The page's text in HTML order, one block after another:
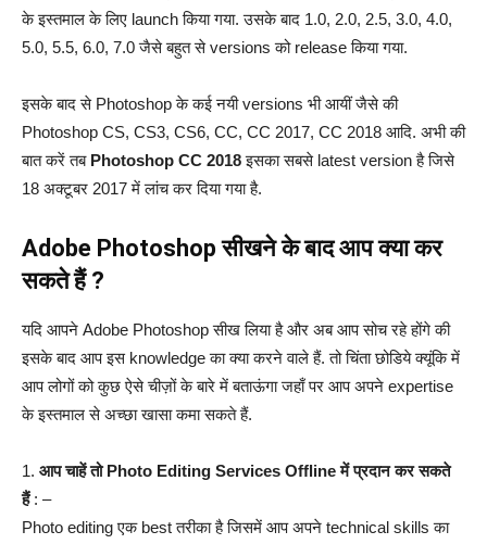
के इस्तमाल के लिए launch किया गया. उसके बाद 1.0, 2.0, 2.5, 3.0, 4.0,
5.0, 5.5, 6.0, 7.0 जैसे बहुत से versions को release किया गया.
इसके बाद से Photoshop के कई नयी versions भी आयीं जैसे की
Photoshop CS, CS3, CS6, CC, CC 2017, CC 2018 आदि. अभी की
बात करें तब Photoshop CC 2018इसका सबसे latest version है जिसे
18 अक्टूबर 2017 में लांच कर दिया गया है.
Adobe Photoshop सीखने के बाद आप क्या कर
सकते हैं ?
यदि आपने Adobe Photoshop सीख लिया है और अब आप सोच रहे होंगे की
इसके बाद आप इस knowledge का क्या करने वाले हैं. तो चिंता छोडिये क्यूंकि में
आप लोगों को कुछ ऐसे चीज़ों के बारे में बताऊंगा जहाँ पर आप अपने expertise
के इस्तमाल से अच्छा खासा कमा सकते हैं.
1. आप चाहें तो Photo Editing Services Offline में प्रदान कर सकते
हैं: –
Photo editing एक best तरीका है जिसमें आप अपने technical skills का